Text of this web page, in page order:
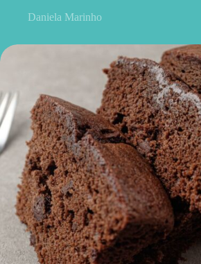
Daniela Marinho